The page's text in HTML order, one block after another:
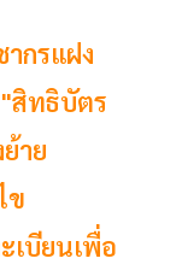
กรแฝง
สิทธิบัตร
าย
ข
บียนเพื่อ